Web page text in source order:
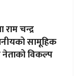
चन्द्र
सामूहिक
नेताको विकल्प